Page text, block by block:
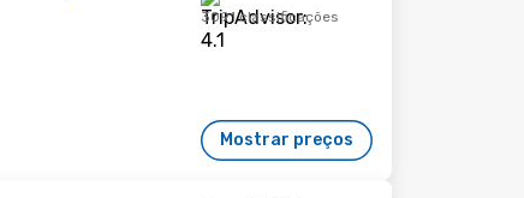
3091 classificações
Mostrar preços